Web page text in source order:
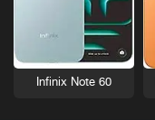
Infinix Note 60